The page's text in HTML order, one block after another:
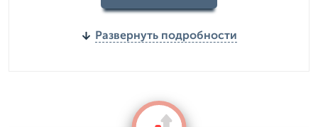
Развернуть подробности